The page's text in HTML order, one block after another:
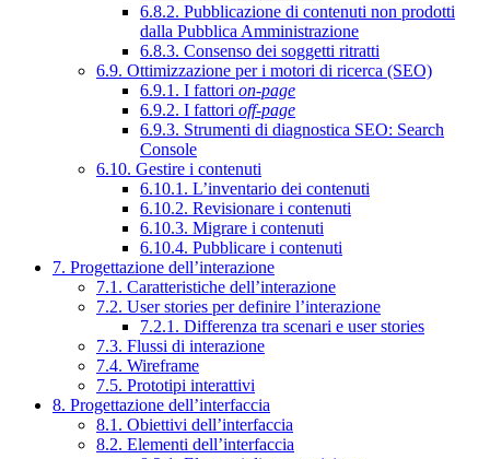
6.8.2. Pubblicazione di contenuti non prodotti
dalla Pubblica Amministrazione
6.8.3. Consenso dei soggetti ritratti
6.9. Ottimizzazione per i motori di ricerca (SEO)
6.9.1. I fattori on-page
6.9.2. I fattori off-page
6.9.3. Strumenti di diagnostica SEO: Search
Console
6.10. Gestire i contenuti
6.10.1. L’inventario dei contenuti
6.10.2. Revisionare i contenuti
6.10.3. Migrare i contenuti
6.10.4. Pubblicare i contenuti
7. Progettazione dell’interazione
7.1. Caratteristiche dell’interazione
7.2. User stories per definire l’interazione
7.2.1. Differenza tra scenari e user stories
7.3. Flussi di interazione
7.4. Wireframe
7.5. Prototipi interattivi
8. Progettazione dell’interfaccia
8.1. Obiettivi dell’interfaccia
8.2. Elementi dell’interfaccia